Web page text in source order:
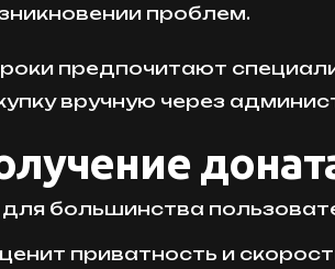
проблем.
предпочитают
вручную через
большинства
приватность и